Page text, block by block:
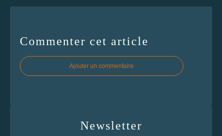
Commenter cet article
Ajouter un commentaire
Newsletter